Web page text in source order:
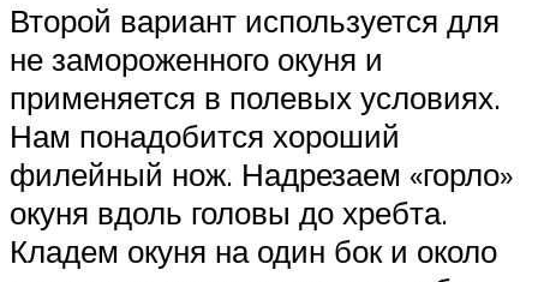
Второй вариант используется для
не замороженного окуня и
применяется в полевых условиях.
Нам понадобится хороший
филейный нож. Надрезаем «горло»
окуня вдоль головы до хребта.
Кладем окуня на один бок и около